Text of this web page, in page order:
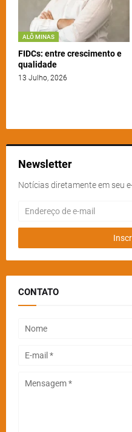
ALÔ MINAS
FIDCs: entre crescimento e
qualidade
13 Julho, 2026
Newsletter
Notícias diretamente em seu e-
CONTATO